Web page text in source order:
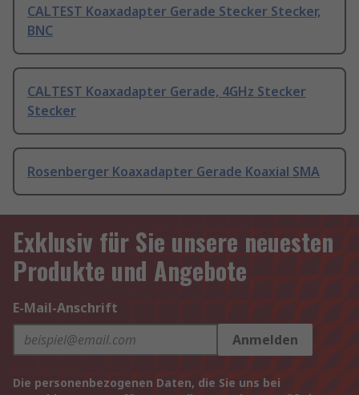
CALTEST Koaxadapter Gerade Stecker Stecker,
BNC
CALTEST Koaxadapter Gerade, 4GHz Stecker
Stecker
Rosenberger Koaxadapter Gerade Koaxial SMA
Exklusiv für Sie unsere neuesten
Produkte und Angebote
E-Mail-Anschrift
Anmelden
Die personenbezogenen Daten, die Sie uns bei